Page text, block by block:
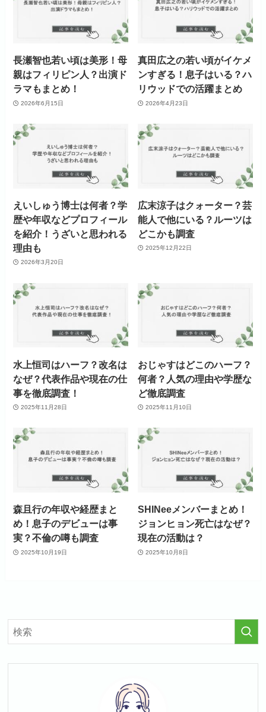
長瀬智也若い頃は美形！母
親はフィリピン人？出演ド
ラマもまとめ！
2026年6月15日
真田広之の若い頃がイケメ
ンすぎる！息子はいる？ハ
リウッドでの活躍まとめ
2026年4月23日
えいしゅう博士は何者？学
歴や年収などプロフィール
を紹介！うざいと思われる
理由も
2026年3月20日
広末涼子はクォーター？芸
能人で他にいる？ルーツは
どこかも調査
2025年12月22日
水上恒司はハーフ？改名は
なぜ？代表作品や現在の仕
事を徹底調査！
2025年11月28日
おじゃすはどこのハーフ？
何者？人気の理由や学歴な
ど徹底調査
2025年11月10日
森且行の年収や経歴まと
め！息子のデビューは事
実？不倫の噂も調査
2025年10月19日
SHINeeメンバーまとめ！
ジョンヒョン死亡はなぜ？
現在の活動は？
2025年10月8日